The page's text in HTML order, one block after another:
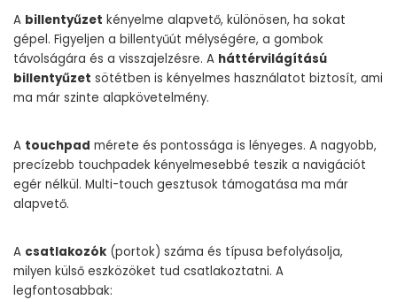
A billentyűzet kényelme alapvető, különösen, ha sokat
gépel. Figyeljen a billentyűút mélységére, a gombok
távolságára és a visszajelzésre. A háttérvilágítású
billentyűzet sötétben is kényelmes használatot biztosít, ami
ma már szinte alapkövetelmény.
A touchpad mérete és pontossága is lényeges. A nagyobb,
precízebb touchpadek kényelmesebbé teszik a navigációt
egér nélkül. Multi-touch gesztusok támogatása ma már
alapvető.
A csatlakozók (portok) száma és típusa befolyásolja,
milyen külső eszközöket tud csatlakoztatni. A
legfontosabbak: